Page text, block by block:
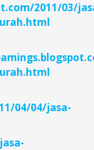
2011/03/
04/04/jasa-